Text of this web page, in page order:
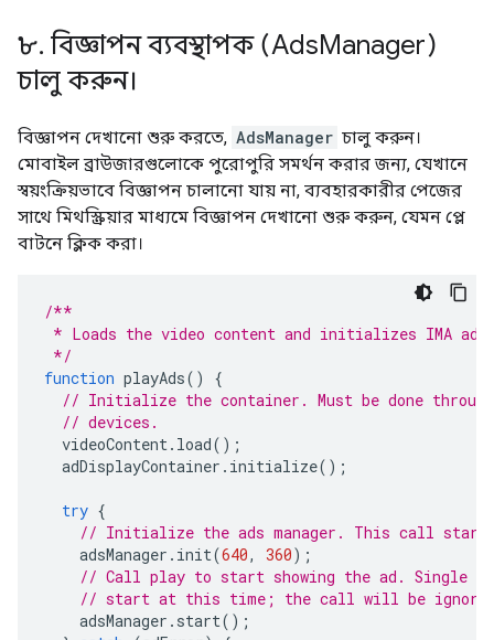
৮. বিজ্ঞাপন ব্যবস্থাপক (AdsManager)
চালু করুন।
বিজ্ঞাপন দেখানো শুরু করতে, AdsManager চালু করুন।
মোবাইল ব্রাউজারগুলোকে পুরোপুরি সমর্থন করার জন্য, যেখানে
স্বয়ংক্রিয়ভাবে বিজ্ঞাপন চালানো যায় না, ব্যবহারকারীর পেজের
সাথে মিথস্ক্রিয়ার মাধ্যমে বিজ্ঞাপন দেখানো শুরু করুন, যেমন প্লে
বাটনে ক্লিক করা।
/**
* Loads the video content and initializes IMA ad
*/
function playAds()
{
// Initialize the container. Must be done
// devices.
videoContent. load();
adDisplayContainer . initialize();
try {
// Initialize the ads manager. This call starts
adsManager . init(640, 360);
// Call play to start showing the ad. Single
// start at this time; the call will be ignored
adsManager . start();